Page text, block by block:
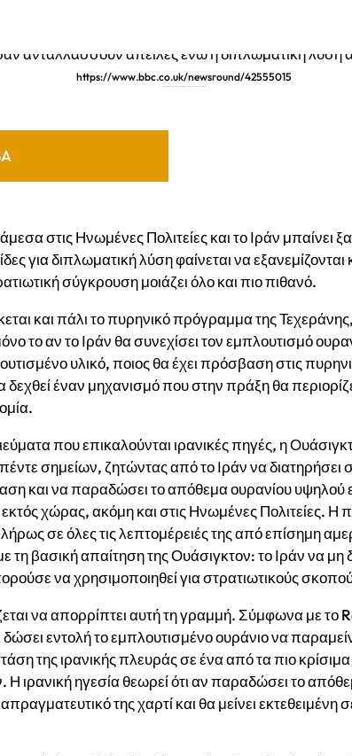
https://www.bbc.co.uk/newsround/42555015
στις Ηνωμένες Πολιτείες και το Ιράν μπαίνει
για διπλωματική λύση φαίνεται να εξανεμίζονται
σύγκρουση μοιάζει όλο και πιο πιθανό.
και πάλι το πυρηνικό πρόγραμμα της
το αν το Ιράν θα συνεχίσει τον εμπλουτισμό
υλικό, ποιος θα έχει πρόσβαση στις
δεχθεί έναν μηχανισμό που στην πράξη θα
που επικαλούνται ιρανικές πηγές, η
σημείων, ζητώντας από το Ιράν να διατηρήσει
και να παραδώσει το απόθεμα ουρανίου υψηλού
χώρας, ακόμη και στις Ηνωμένες Πολιτείες. Η
σε όλες τις λεπτομέρειές της από επίσημη
τη βασική απαίτηση της Ουάσιγκτον: το Ιράν να μη
να χρησιμοποιηθεί για στρατιωτικούς
να απορρίπτει αυτή τη γραμμή. Σύμφωνα με το
δώσει εντολή το εμπλουτισμένο ουράνιο να
της ιρανικής πλευράς σε ένα από τα πιο
ιρανική ηγεσία θεωρεί ότι αν παραδώσει το
της χαρτί και θα μείνει εκτεθειμένη